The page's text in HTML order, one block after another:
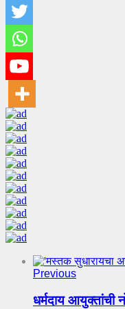
Previous
धर्मदाय आयुक्तांची